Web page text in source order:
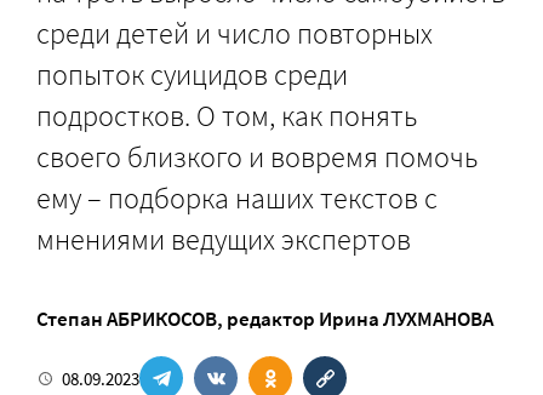
среди детей и число повторных
попыток суицидов среди
подростков. О том, как понять
своего близкого и вовремя помочь
ему – подборка наших текстов с
мнениями ведущих экспертов
Степан АБРИКОСОВ, редактор Ирина ЛУХМАНОВА
08.09.2023